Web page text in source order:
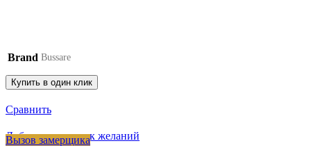
Brand Bussare
Купить в один клик
Сравнить
Добавить в список желаний
Вызов замерщика